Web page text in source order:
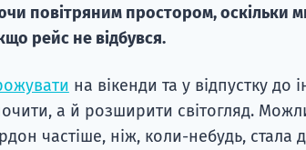
повітряним простором, оскільки
рейс не відбувся.
на вікенди та у відпустку до
а й розширити світогляд.
частіше, ніж, коли-небудь, стала